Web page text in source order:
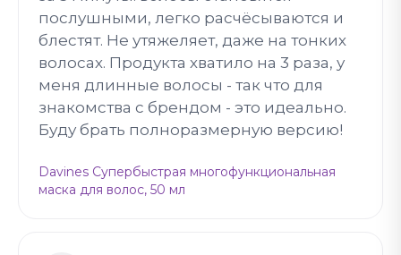
послушными, легко расчёсываются и
блестят. Не утяжеляет, даже на тонких
волосах. Продукта хватило на 3 раза, у
меня длинные волосы - так что для
знакомства с брендом - это идеально.
Буду брать полноразмерную версию!
Davines Супербыстрая многофункциональная
маска для волос, 50 мл